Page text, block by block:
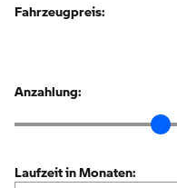
Fahrzeugpreis:
Anzahlung:
Anzahlung
Laufzeit in Monaten: